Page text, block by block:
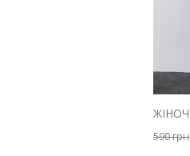
590грн